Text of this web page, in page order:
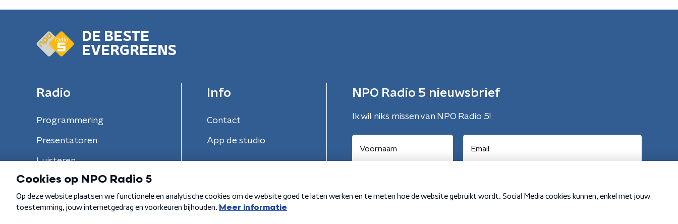
DE BESTE
EVERGREENS
Radio
Programmering
Presentatoren
Luisteren
Info
Contact
App de studio
NPO Radio 5 nieuwsbrief
Ik wil niks missen van NPO Radio 5!
Algemene voorwaarden Privacybeleid